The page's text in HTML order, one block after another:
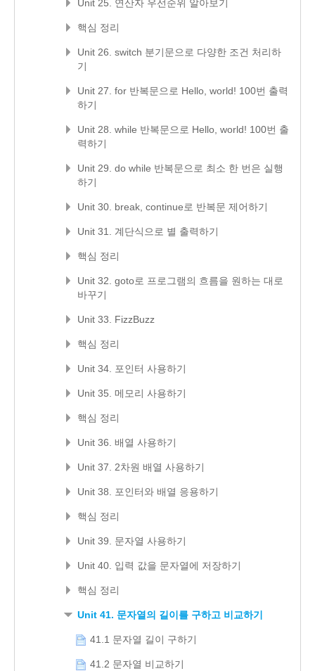
Unit 25. 연산자 우선순위 알아보기
핵심 정리
Unit 26. switch 분기문으로 다양한 조건 처리하
기
Unit 27. for 반복문으로 Hello, world! 100번 출력
하기
Unit 28. while 반복문으로 Hello, world! 100번 출
력하기
Unit 29. do while 반복문으로 최소 한 번은 실행
하기
Unit 30. break, continue로 반복문 제어하기
Unit 31. 계단식으로 별 출력하기
핵심 정리
Unit 32. goto로 프로그램의 흐름을 원하는 대로
바꾸기
Unit 33. FizzBuzz
핵심 정리
Unit 34. 포인터 사용하기
Unit 35. 메모리 사용하기
핵심 정리
Unit 36. 배열 사용하기
Unit 37. 2차원 배열 사용하기
Unit 38. 포인터와 배열 응용하기
핵심 정리
Unit 39. 문자열 사용하기
Unit 40. 입력 값을 문자열에 저장하기
핵심 정리
Unit 41. 문자열의 길이를 구하고 비교하기
41.1 문자열 길이 구하기
41.2 문자열 비교하기